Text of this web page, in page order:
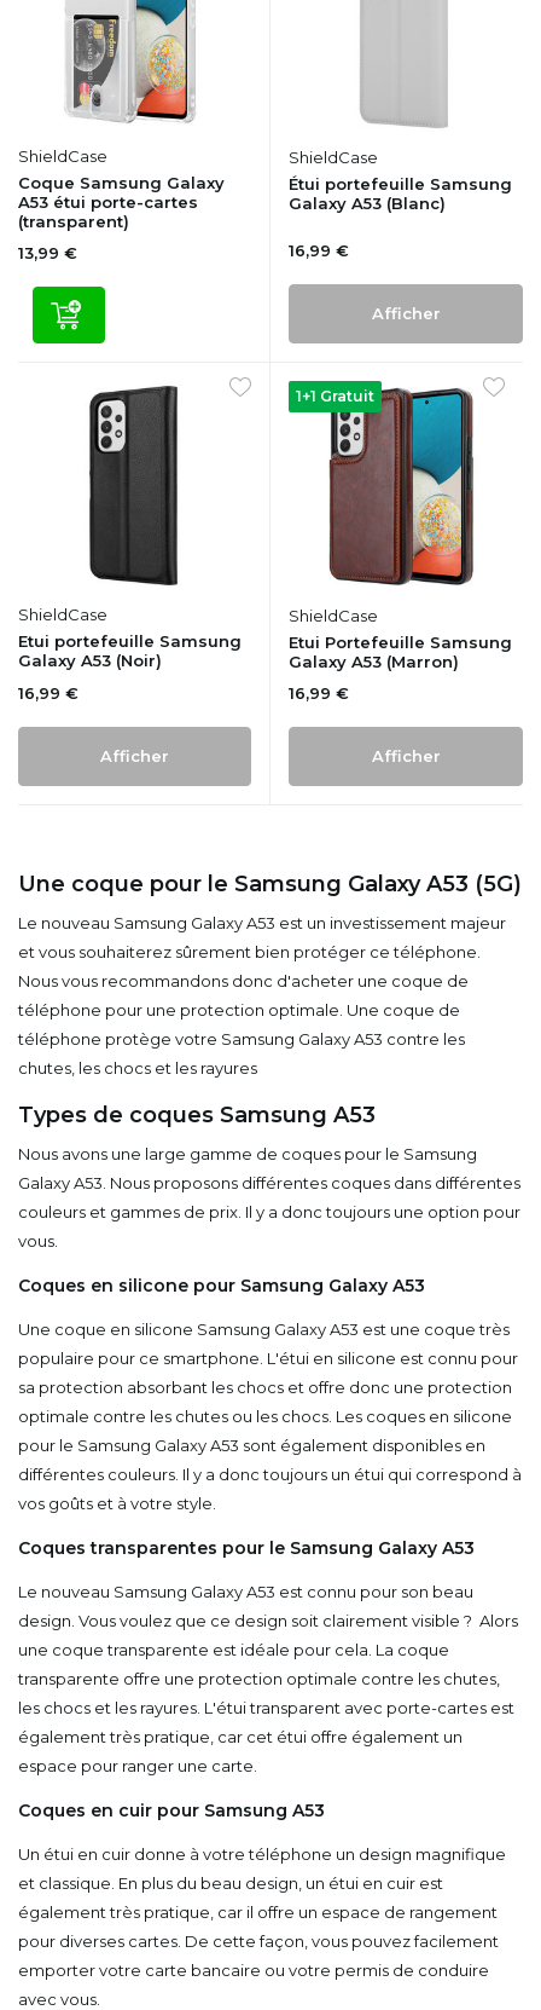
ShieldCase
Coque Samsung Galaxy
A53 étui porte-cartes
(transparent)
13,99 €
ShieldCase
Étui portefeuille Samsung
Galaxy A53 (Blanc)
16,99 €
Afficher
ShieldCase
Etui portefeuille Samsung
Galaxy A53 (Noir)
16,99 €
Afficher
1+1 Gratuit
ShieldCase
Etui Portefeuille Samsung
Galaxy A53 (Marron)
16,99 €
Afficher
Une coque pour le Samsung Galaxy A53 (5G)
Le nouveau Samsung Galaxy A53 est un investissement majeur
et vous souhaiterez sûrement bien protéger ce téléphone.
Nous vous recommandons donc d'acheter une coque de
téléphone pour une protection optimale. Une coque de
téléphone protège votre Samsung Galaxy A53 contre les
chutes, les chocs et les rayures
Types de coques Samsung A53
Nous avons une large gamme de coques pour le Samsung
Galaxy A53. Nous proposons différentes coques dans différentes
couleurs et gammes de prix. Il y a donc toujours une option pour
vous.
Coques en silicone pour Samsung Galaxy A53
Une coque en silicone Samsung Galaxy A53 est une coque très
populaire pour ce smartphone. L'étui en silicone est connu pour
sa protection absorbant les chocs et offre donc une protection
optimale contre les chutes ou les chocs. Les coques en silicone
pour le Samsung Galaxy A53 sont également disponibles en
différentes couleurs. Il y a donc toujours un étui qui correspond à
vos goûts et à votre style.
Coques transparentes pour le Samsung Galaxy A53
Le nouveau Samsung Galaxy A53 est connu pour son beau
design. Vous voulez que ce design soit clairement visible ? Alors
une coque transparente est idéale pour cela. La coque
transparente offre une protection optimale contre les chutes,
les chocs et les rayures. L'étui transparent avec porte-cartes est
également très pratique, car cet étui offre également un
espace pour ranger une carte.
Coques en cuir pour Samsung A53
Un étui en cuir donne à votre téléphone un design magnifique
et classique. En plus du beau design, un étui en cuir est
également très pratique, car il offre un espace de rangement
pour diverses cartes. De cette façon, vous pouvez facilement
emporter votre carte bancaire ou votre permis de conduire
avec vous.